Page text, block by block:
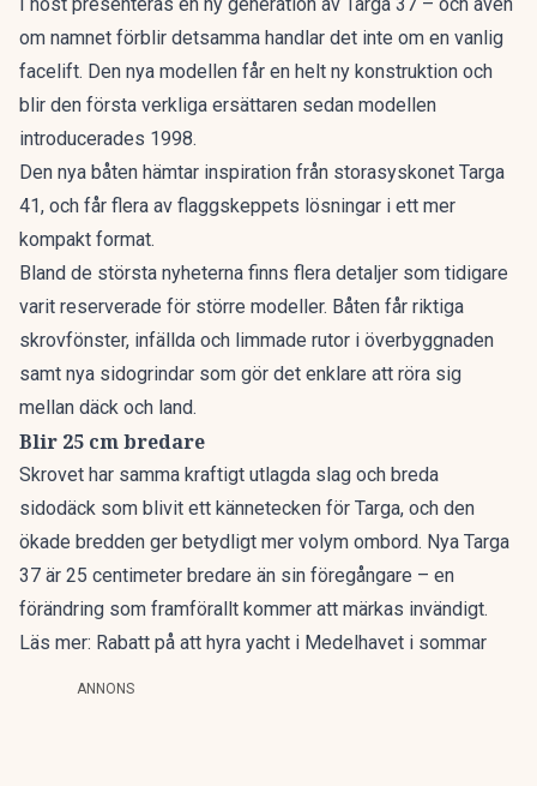
om namnet förblir detsamma handlar det inte om en vanlig
facelift. Den nya modellen får en helt ny konstruktion och
blir den första verkliga ersättaren sedan modellen
introducerades 1998.
Den nya båten hämtar inspiration från storasyskonet Targa
41, och får flera av flaggskeppets lösningar i ett mer
kompakt format.
Bland de största nyheterna finns flera detaljer som tidigare
varit reserverade för större modeller. Båten får riktiga
skrovfönster, infällda och limmade rutor i överbyggnaden
samt nya sidogrindar som gör det enklare att röra sig
mellan däck och land.
Blir 25 cm bredare
Skrovet har samma kraftigt utlagda slag och breda
sidodäck som blivit ett kännetecken för Targa, och den
ökade bredden ger betydligt mer volym ombord. Nya Targa
37 är 25 centimeter bredare än sin föregångare – en
förändring som framförallt kommer att märkas invändigt.
Läs mer: Rabatt på att hyra yacht i Medelhavet i sommar
ANNONS